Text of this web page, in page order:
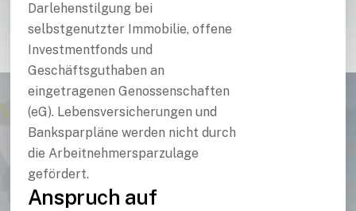
Darlehenstilgung bei
selbstgenutzter Immobilie, offene
Investmentfonds und
Geschäftsguthaben an
eingetragenen Genossenschaften
(eG). Lebensversicherungen und
Banksparpläne werden nicht durch
die Arbeitnehmersparzulage
gefördert.
Anspruch auf